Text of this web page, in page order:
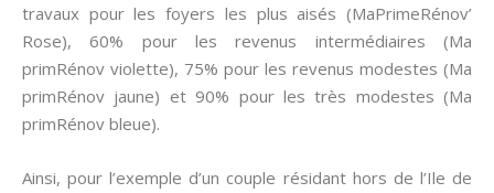
travaux pour les foyers les plus aisés (MaPrimeRénov’
Rose), 60% pour les revenus intermédiaires (Ma
primRénov violette), 75% pour les revenus modestes (Ma
primRénov jaune) et 90% pour les très modestes (Ma
primRénov bleue).
Ainsi, pour l’exemple d’un couple résidant hors de l’Ile de